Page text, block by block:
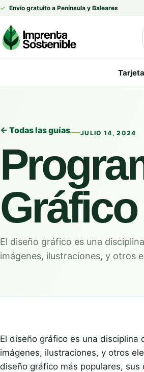
✓ Envío gratuito a Península y Baleares
← Todas las guías JULIO 14, 2024
Gráfico
El diseño gráfico es una
imágenes, ilustraciones, y otros
El diseño gráfico es una
imágenes, ilustraciones, y otros
diseño gráfico más populares,